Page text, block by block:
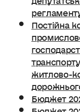
Постійна
житлово-
Бюджет